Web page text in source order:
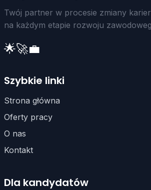
Twój partner w procesie zmiany
na każdym etapie rozwoju
🌟🚀💼
Szybkie linki
Strona główna
Oferty pracy
O nas
Kontakt
Dla kandydatów